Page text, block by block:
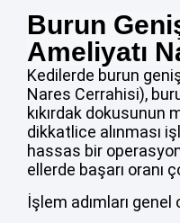
Burun
Ameliyatı
Kedilerde burun
Nares Cerrahisi),
kıkırdak dokusunun
dikkatlice alınması
hassas bir
ellerde başarı oranı
İşlem adımları